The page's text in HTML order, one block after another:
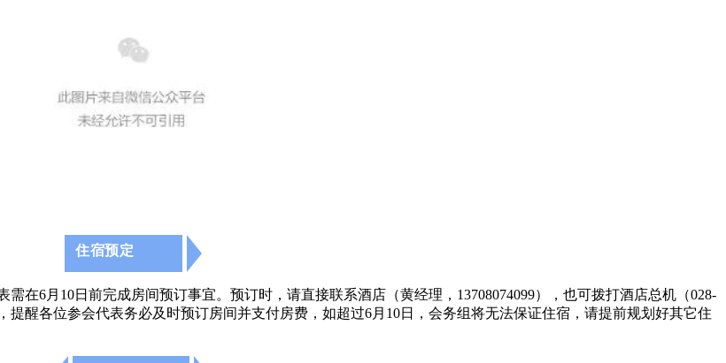
住宿预定
在6月10日前完成房间预订事宜。预订时， 请直接联系酒店（黄经理，13708074099），也可拨打酒店总机（028-
提醒各位参会代表务必及时预订房间并支付房费，如超过6月10日，会务组将无法保证住宿，请提前规划好其它住